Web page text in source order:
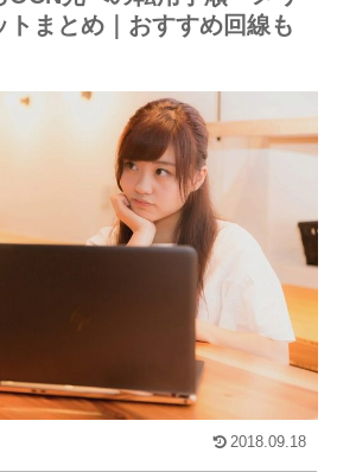
トまとめ｜おすすめ回線も
2018.09.18